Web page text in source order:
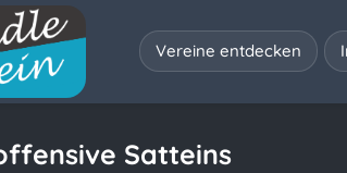
Vereine entdecken
Satteins